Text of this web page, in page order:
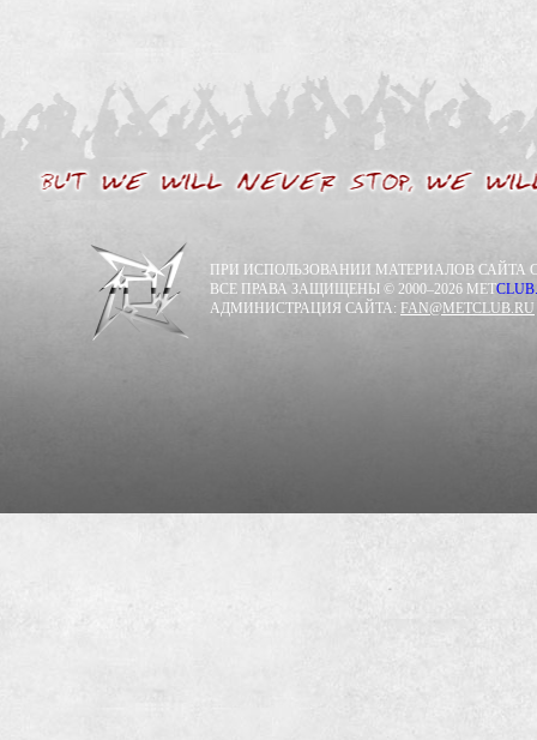
ПРИ ИСПОЛЬЗОВАНИИ МАТЕРИАЛОВ САЙТА
ВСЕ ПРАВА ЗАЩИЩЕНЫ © 2000–2026 METCLUB.
АДМИНИСТРАЦИЯ САЙТА: FAN@METCLUB.RU